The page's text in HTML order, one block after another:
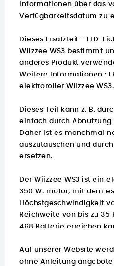
Informationen über das
Verfügbarkeitsdatum zu
Dieses Ersatzteil - LED-
Wiizzee WS3 bestimmt
anderes Produkt
Weitere Informationen :
elektroroller Wiizzee WS3.
Dieses Teil kann z. B.
einfach durch Abnutzung
Daher ist es manchmal
auszutauschen und
ersetzen.
Der Wiizzee WS3 ist ein
350 W. motor, mit dem
Höchstgeschwindigkeit
Reichweite von bis zu 35
468 Batterie erreichen
Auf unserer Website
ohne Anleitung